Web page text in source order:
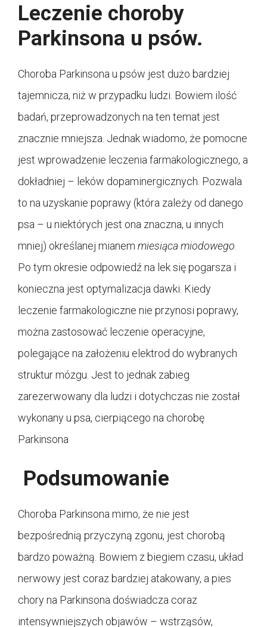
Leczenie choroby
Parkinsona u psów.
Choroba Parkinsona u psów jest dużo bardziej
tajemnicza, niż w przypadku ludzi. Bowiem ilość
badań, przeprowadzonych na ten temat jest
znacznie mniejsza. Jednak wiadomo, że pomocne
jest wprowadzenie leczenia farmakologicznego, a
dokładniej – leków dopaminergicznych. Pozwala
to na uzyskanie poprawy (która zależy od danego
psa – u niektórych jest ona znaczna, u innych
mniej) określanej mianem miesiąca miodowego
Po tym okresie odpowiedź na lek się pogarsza i
konieczna jest optymalizacja dawki. Kiedy
leczenie farmakologiczne nie przynosi poprawy,
można zastosować leczenie operacyjne,
polegające na założeniu elektrod do wybranych
struktur mózgu. Jest to jednak zabieg
zarezerwowany dla ludzi i dotychczas nie został
wykonany u psa, cierpiącego na chorobę
Parkinsona
Podsumowanie
Choroba Parkinsona mimo, że nie jest
bezpośrednią przyczyną zgonu, jest chorobą
bardzo poważną. Bowiem z biegiem czasu, układ
nerwowy jest coraz bardziej atakowany, a pies
chory na Parkinsona doświadcza coraz
intensywniejszych objawów – wstrząsów,